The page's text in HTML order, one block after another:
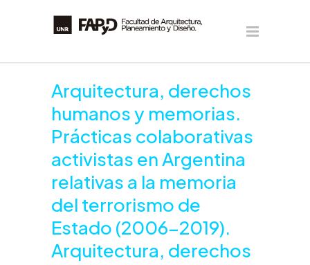
Arquitectura, derechos
humanos y memorias.
Prácticas colaborativas
activistas en Argentina
relativas a la memoria
del terrorismo de
Estado (2006-2019).
Arquitectura, derechos